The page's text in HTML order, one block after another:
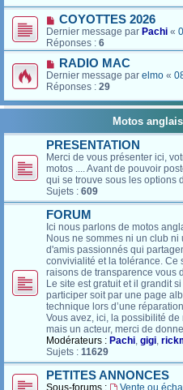
COYOTTES 2026
Dernier message par Pachi «
Réponses : 6
RADIO MAC
Dernier message par elmo «
Réponses : 29
Motos
PRESENTATION
Merci de vous présenter ici,
motos .... Avant de pouvoir
qui se trouve sous les options
Sujets : 609
FORUM
Ici nous parlons de motos
Nous ne sommes ni un club
d'amis passionnés qui
convivialité et la tolérance. Ce
raisons de transparence vous
Le site est gratuit et il grandit
participer soit par une page
technique lors d’une
Vous avez, ici, la possibilité
mais un acteur, merci de
Modérateurs : Pachi, gigi,
Sujets : 11629
PETITES ANNONCES
Sous-forums : Vente ou